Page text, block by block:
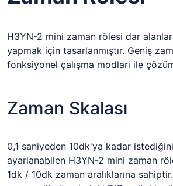
H3YN-2 mini zaman rölesi dar
yapmak için tasarlanmıştır. Geniş
fonksiyonel çalışma modları ile
Zaman Skalası
0,1 saniyeden 10dk'ya kadar
ayarlanabilen H3YN-2 mini zaman
1dk / 10dk zaman aralıklarına